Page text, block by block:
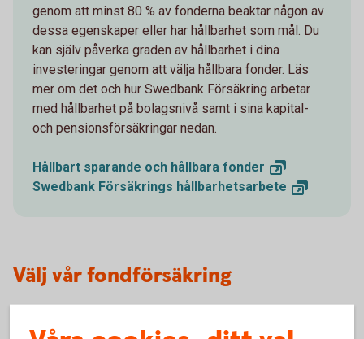
genom att minst 80 % av fonderna beaktar någon av
dessa egenskaper eller har hållbarhet som mål. Du
kan själv påverka graden av hållbarhet i dina
investeringar genom att välja hållbara fonder. Läs
mer om det och hur Swedbank Försäkring arbetar
med hållbarhet på bolagsnivå samt i sina kapital-
och pensionsförsäkringar nedan.
Hållbart sparande och hållbara fonder
Swedbank Försäkrings hållbarhetsarbete
Välj vår fondförsäkring
ett val för din tjänstepension placeras pengarna i ett